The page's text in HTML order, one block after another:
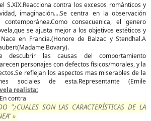
S.XIX.Reacciona contra los excesos románticos y
imaginación....Se centra en la observación
consecuenica, el genero
se ajusta mejor a los objetivos estéticos y
en Francia.(Honore de Balzac y Stendhal.A
Bovary).
descubrir las causas del comportamiento
personajes con defectos físicos/morales, y la
reflejan los aspectos mas miserables de la
sociales de esta.Representante (Emile
realista:
contra
"¿CUALES SON LAS CARACTERÍSTICAS DE LA
»